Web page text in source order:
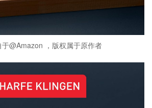
于@Amazon ，版权属于原作者